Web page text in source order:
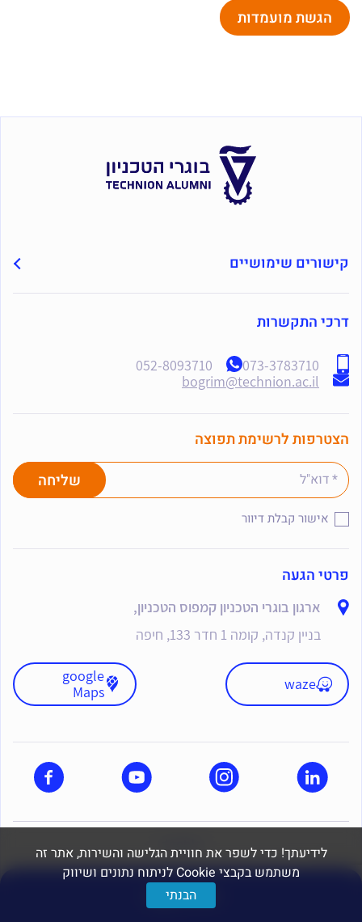
הגשת מועמדות
יצירת קשר
קישורים שימושיים
פרטי הגעה
ארגון בוגרי הטכניון קמפוס הטכניון,
בניין קנדה, קומה 1 חדר 133, חיפה
waze
google
Maps
דרכי התקשרות
073-3783710
052-8093710
bogrim@technion.ac.il
הצטרפות לרשימת תפוצה
אישור קבלת דיוור
לידיעתך! כדי לשפר את חוויית הגלישה והשירות, אתר זה
משתמש בקבצי Cookie לניתוח נתונים ושיווק
הבנתי